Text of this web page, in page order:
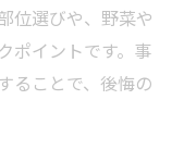
位選びや、野菜や
ポイントです。事
ることで、後悔の